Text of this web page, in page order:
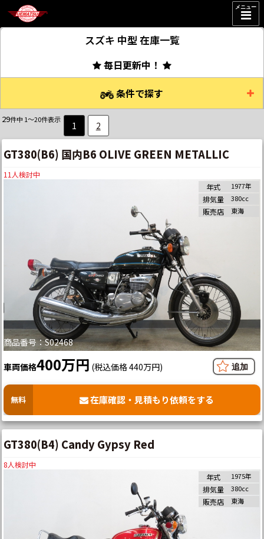
メニュー
スズキ 中型在庫一覧
毎日更新中！
条件で探す
29件中 1～20件表示
1 2
GT380(B6) 国内B6 OLIVE GREEN METALLIC
11 人検討中
商品番号：S02468
年式 1977年
排気量 380cc
販売店 東海
車両価格400万円 (税込価格 440万円)
無料 在庫確認・見積もり依頼をする
GT380(B4) Candy Gypsy Red
8人検討中
年式 1975年
排気量 380cc
販売店 東海